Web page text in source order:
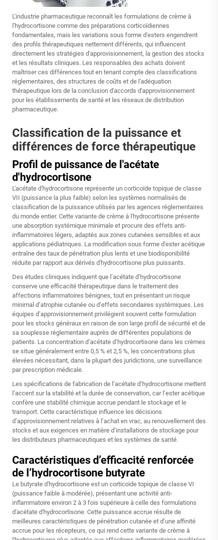
L'industrie pharmaceutique reconnaît les formulations de crème à
l'hydrocortisone comme des préparations corticoïdiennes
fondamentales, mais les variations sous forme d'esters engendrent
des profils thérapeutiques nettement différents, qui influencent
directement les stratégies d'approvisionnement, la gestion des stocks
et les résultats cliniques. Les responsables des achats doivent
maîtriser ces différences tout en tenant compte des classifications
réglementaires, des structures de coûts et de l'adéquation
thérapeutique lors de la conclusion d'accords d'approvisionnement
pour les établissements de santé et les réseaux de distribution
pharmaceutique.
Classification de la puissance et
différences de force thérapeutique
Profil de puissance de l'acétate
d'hydrocortisone
L'acétate d'hydrocortisone représente un corticoïde topique de classe
VII (puissance la plus faible) selon les systèmes normalisés de
classification de la puissance utilisés par les agences réglementaires
du monde entier. Cette variante de crème à l'hydrocortisone présente
une absorption systémique minimale et procure des effets anti-
inflammatoires légers, adaptés aux zones cutanées sensibles et aux
applications pédiatriques. La modification sous forme d'ester acétique
entraîne des taux de pénétration plus lents et une biodisponibilité
réduite par rapport aux dérivés d'hydrocortisone plus puissants.
Des études cliniques indiquent que l’acétate d’hydrocortisone
conserve une efficacité thérapeutique dans le traitement des
affections inflammatoires bénignes, tout en présentant un risque
minimal d’atrophie cutanée ou d’effets secondaires systémiques. Les
équipes d’approvisionnement privilégient souvent cette formulation
pour les stocks généraux en raison de son large profil de sécurité et de
sa souplesse réglementaire auprès de différentes populations de
patients. La concentration d’acétate d’hydrocortisone dans les crèmes
se situe généralement entre 0,5 % et 2,5 %, les concentrations plus
élevées nécessitant, dans la plupart des juridictions, une surveillance
par prescription médicale.
Les spécifications de fabrication de l’acétate d’hydrocortisone mettent
l’accent sur la stabilité et la durée de conservation, car l’ester acétique
confère une stabilité chimique accrue pendant le stockage et le
transport. Cette caractéristique influence les décisions
d’approvisionnement relatives à l’achat en vrac, au renouvellement des
stocks et aux exigences en matière d’installations de stockage pour
les distributeurs pharmaceutiques et les systèmes de santé.
Caractéristiques d’efficacité renforcée
de l’hydrocortisone butyrate
Le butyrate d'hydrocortisone est un corticoïde topique de classe VI
(puissance faible à modérée), présentant une activité anti-
inflammatoire environ 2 à 3 fois supérieure à celle des formulations
d'acétate d'hydrocortisone. Cette puissance accrue résulte de
meilleures caractéristiques de pénétration cutanée et d’une affinité
accrue pour les récepteurs, ce qui rend cette variante de crème à